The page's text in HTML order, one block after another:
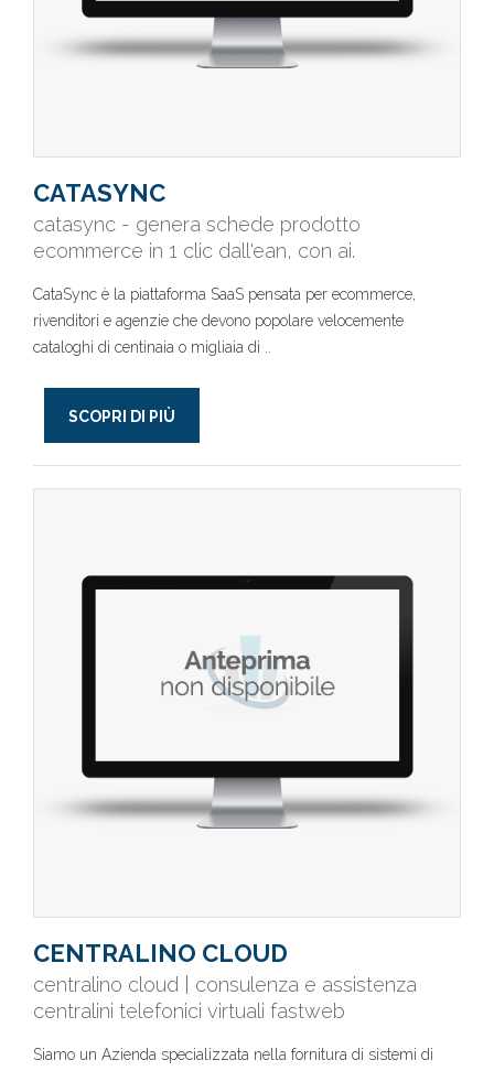
CATASYNC
catasync - genera schede prodotto
ecommerce in 1 clic dall'ean, con ai.
CataSync è la piattaforma SaaS pensata per ecommerce,
rivenditori e agenzie che devono popolare velocemente
cataloghi di centinaia o migliaia di ..
SCOPRI DI PIÙ
CENTRALINO CLOUD
centralino cloud | consulenza e assistenza
centralini telefonici virtuali fastweb
Siamo un Azienda specializzata nella fornitura di sistemi di